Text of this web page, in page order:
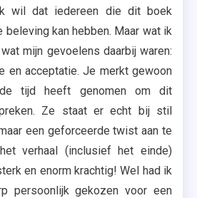
wil dat iedereen die dit boek
kan hebben. Maar wat ik
mijn gevoelens daarbij waren:
en acceptatie. Je merkt gewoon
tijd heeft genomen om dit
Ze staat er echt bij stil
een geforceerde twist aan te
verhaal (inclusief het einde)
en enorm krachtig! Wel had ik
persoonlijk gekozen voor een